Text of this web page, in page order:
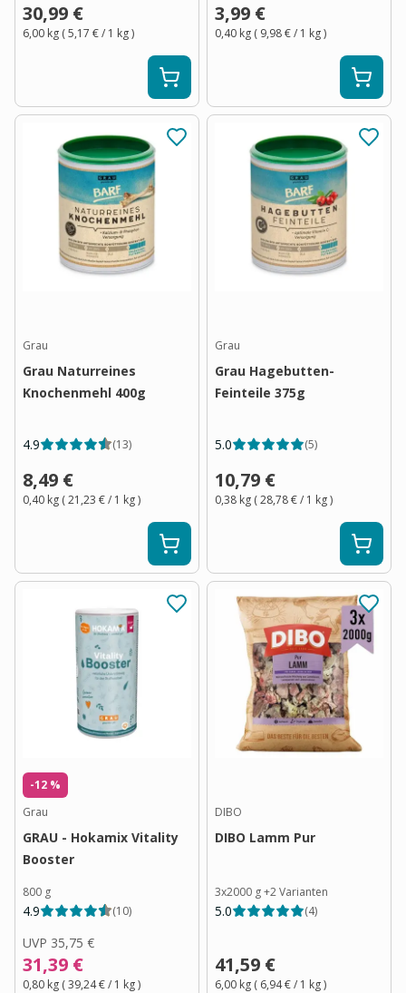
30,99 €
6,00 kg (5,17 €/ 1 kg)
3,99 €
0,40 kg ( 9,98 €/ 1 kg)
Grau
Grau Naturreines
Knochenmehl 400g
4.9 (13)
8,49 €
0,40 kg (21,23 €/ 1 kg)
Grau
Grau Hagebutten-
Feinteile 375g
5.0 (5)
10,79 €
0,38 kg (28,78 €/ 1 kg)
-12 %
Grau
GRAU - Hokamix Vitality
Booster
800 g
4.9 (10)
UVP 35,75 €
31,39 €
0,80 kg (39,24 €/ 1 kg)
DIBO
DIBO Lamm Pur
3x2000 g+2Varianten
5.0 (4)
41,59 €
6,00 kg ( 6,94 €/ 1 kg)